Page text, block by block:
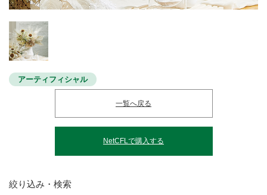
アーティフィシャル
一覧へ戻る
NetCFLで購入する
絞り込み・検索